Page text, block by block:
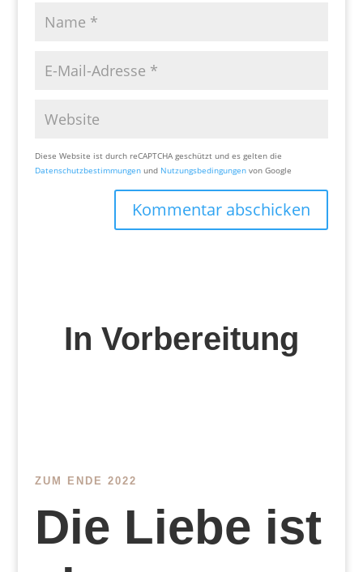
Diese Website ist durch reCAPTCHA geschützt und es gelten die
Datenschutzbestimmungenund Nutzungsbedingungenvon Google
Kommentar abschicken
In Vorbereitung
ZUM ENDE 2022
Die Liebe ist